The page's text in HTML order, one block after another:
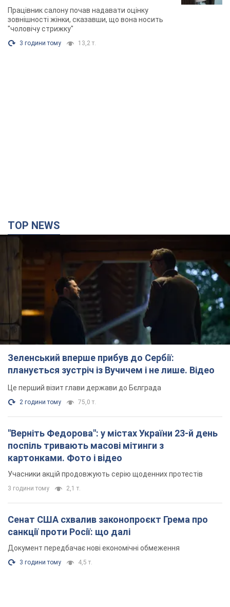
розгорівся скандал. Фото
Працівник салону почав надавати оцінку
зовнішності жінки, сказавши, що вона носить
"чоловічу стрижку"
3 години тому 13,2 т.
TOP NEWS
Зеленський вперше прибув до Сербії:
планується зустріч із Вучичем і не лише. Відео
Це перший візит глави держави до Бєлграда
2 години тому 75,0 т.
"Верніть Федорова": у містах України 23-й день
поспіль тривають масові мітинги з
картонками. Фото і відео
Учасники акцій продовжують серію щоденних протестів
3 години тому 2,1 т.
Сенат США схвалив законопроєкт Грема про
санкції проти Росії: що далі
Документ передбачає нові економічні обмеження
3 години тому 4,5 т.